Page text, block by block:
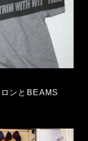
ンとBEAMS